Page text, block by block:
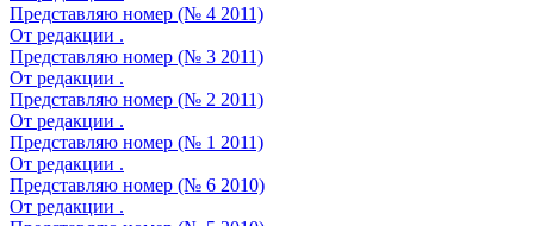
Представляю номер (№ 4 2011)
От редакции .
Представляю номер (№ 3 2011)
От редакции .
Представляю номер (№ 2 2011)
От редакции .
Представляю номер (№ 1 2011)
От редакции .
Представляю номер (№ 6 2010)
От редакции .